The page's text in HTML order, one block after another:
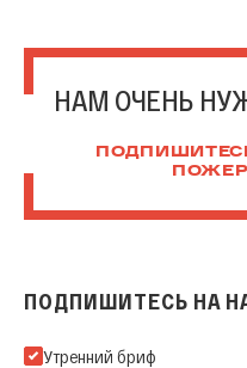
НАМ ОЧЕНЬ
ПОДПИШИТЕСЬ НА
Подпишитесь на нашу Email-
Утренний бриф